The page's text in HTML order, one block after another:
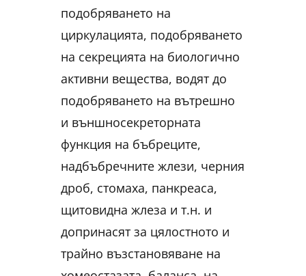
подобряването на
циркулацията, подобряването
на секрецията на биологично
активни вещества, водят до
подобряването на вътрешно
и външносекреторната
функция на бъбреците,
надбъбречните жлези, черния
дроб, стомаха, панкреаса,
щитовидна жлеза и т.н. и
допринасят за цялостното и
трайно възстановяване на